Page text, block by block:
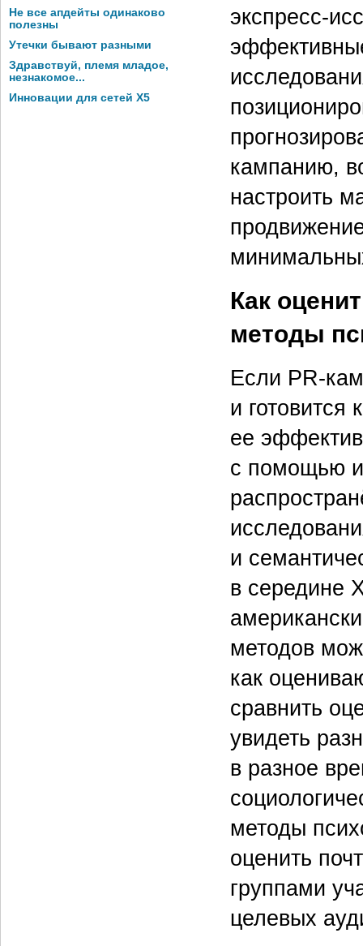
Не все апдейты одинаково
полезны
Утечки бывают разными
Здравствуй, племя младое,
незнакомое...
Инновации для сетей X5
экспресс-
кампанию,
настроить
Как
методы
Если PR-
и готовится
ее
с помощью
и
в середине
методов
как
сравнить
увидеть
в разное
методы
оценить
группами
целевых